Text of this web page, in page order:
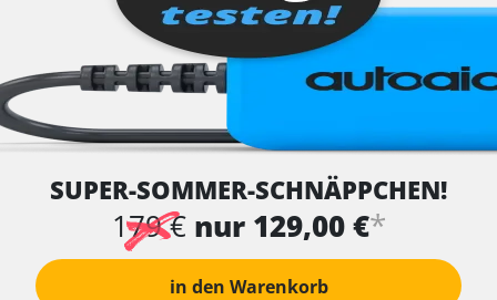
SUPER-SOMMER-SCHNÄPPCHEN!
179 € nur 129,00 €*
in den Warenkorb